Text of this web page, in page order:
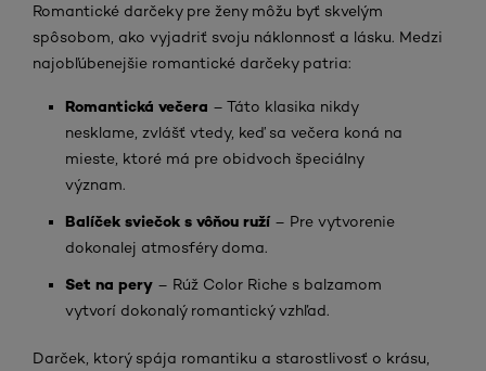
Romantické darčeky pre ženy môžu byť skvelým
spôsobom, ako vyjadriť svoju náklonnosť a lásku. Medzi
najobľúbenejšie romantické darčeky patria:
Romantická večera – Táto klasika nikdy
nesklame, zvlášť vtedy, keď sa večera koná na
mieste, ktoré má pre obidvoch špeciálny
význam.
Balíček sviečok s vôňou ruží – Pre vytvorenie
dokonalej atmosféry doma.
Set na pery – Rúž Color Riche s balzamom
vytvorí dokonalý romantický vzhľad.
Darček, ktorý spája romantiku a starostlivosť o krásu,